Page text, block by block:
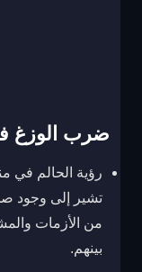
ضرب الوزغ
رؤية الحالم في
تشير إلى وجود
من الأزمات
بينهم.